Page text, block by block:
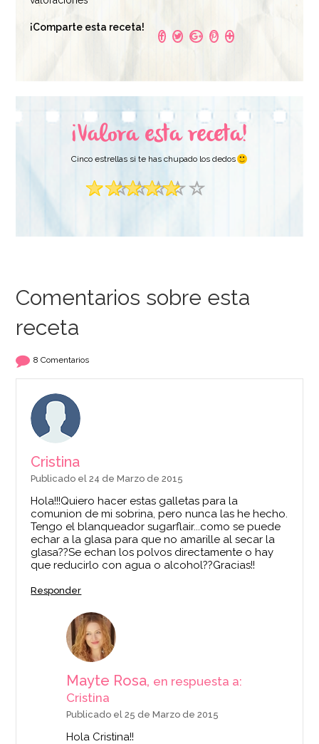
¡Comparte esta receta!
¡Valora esta receta!
Cinco estrellas si te has chupado los dedos
Comentarios sobre esta
receta
8 Comentarios
Cristina
Publicado el 24 de Marzo de 2015
Hola!!!Quiero hacer estas galletas para la
comunion de mi sobrina, pero nunca las he hecho.
Tengo el blanqueador sugarflair...como se puede
echar a la glasa para que no amarille al secar la
glasa??Se echan los polvos directamente o hay
que reducirlo con agua o alcohol??Gracias!!
Responder
Mayte Rosa, en respuesta a:
Cristina
Publicado el 25 de Marzo de 2015
Hola Cristina!!